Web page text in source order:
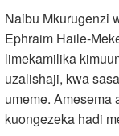
Naibu Mkurugenzi
Ephraim Haile-
limekamilika
uzalishaji, kwa
umeme. Amesema
kuongezeka hadi